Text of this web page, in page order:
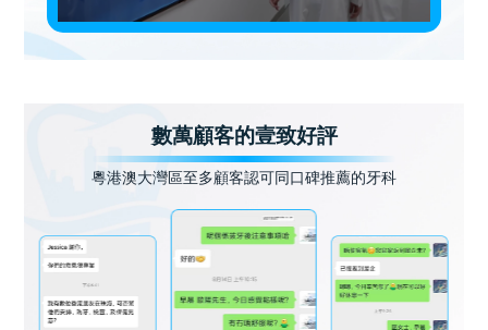
數萬顧客的壹致好評
粵港澳大灣區至多顧客認可同口碑推薦的牙科